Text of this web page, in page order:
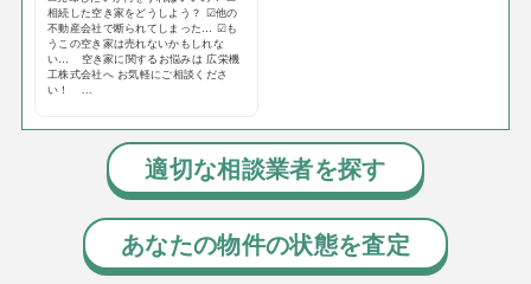
相続した空き家をどうしよう？ ☑他の
不動産会社で断られてしまった… ☑も
うこの空き家は売れないかもしれな
い… 空き家に関するお悩みは 広栄機
工株式会社へ お気軽にご相談くださ
い！ ...
適切な相談業者を探す
あなたの物件の状態を査定